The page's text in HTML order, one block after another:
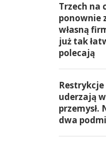
Trzech na
ponownie
własną
już tak
polecają
Restrykcje
uderzają
przemysł.
dwa